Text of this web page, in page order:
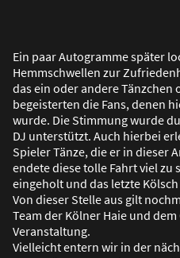
Ein paar Autogramme später
Hemmschwellen zur
das ein oder andere Tänzchen
begeisterten die Fans, denen
wurde. Die Stimmung wurde
DJ unterstützt. Auch hierbei
Spieler Tänze, die er in dieser
endete diese tolle Fahrt viel zu
eingeholt und das letzte
Von dieser Stelle aus gilt
Team der Kölner Haie und
Veranstaltung.
Vielleicht entern wir in der